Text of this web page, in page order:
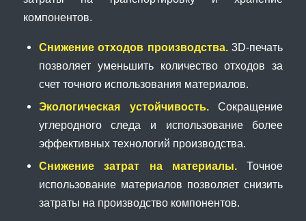
компонентов.
Снижение отходов производства.3D-печать
позволяет уменьшить количество отходов за
счет точного использования материалов.
Экологическая устойчивость.Сокращение
углеродного следа и использование более
эффективных технологий производства.
Снижение затрат на материалы.Точное
использование материалов позволяет снизить
затраты на производство компонентов.